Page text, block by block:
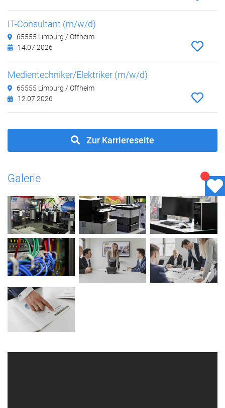
IT-Consultant (m/w/d)
65555 Limburg / Offheim
14.07.2026
Medientechniker/Elektriker (m/w/d)
65555 Limburg / Offheim
12.07.2026
Zur Karriereseite
Galerie